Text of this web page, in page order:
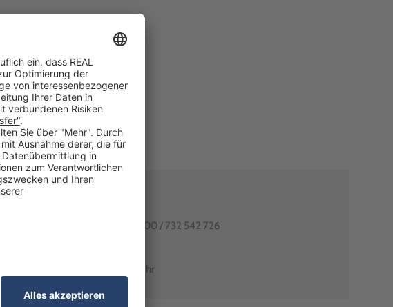
erreichen Sie uns
innerhalb Deutschlands: 0800 / 732 542 726
bis Freitag: 8:00 Uhr – 18:00 Uhr